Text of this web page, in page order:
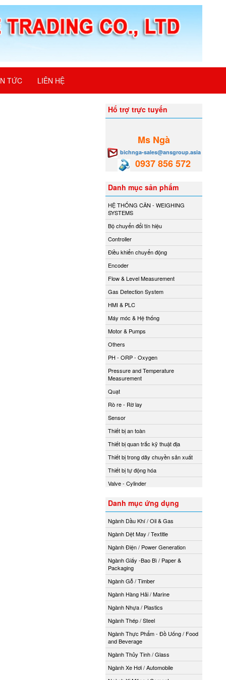
TỨC LIÊN HỆ
Hổ trợ trực tuyến
Ms Ngà
bichnga-sales@ansgroup.asia
0937 856 572
Danh mục sản phẩm
HỆ THỐNG CÂN - WEIGHING
SYSTEMS
Bộ chuyển đổi tín hiệu
Controller
Điều khiển chuyển động
Encoder
Flow & Level Measurement
Gas Detection System
HMI & PLC
Máy móc & Hệ thống
Motor & Pumps
Others
PH - ORP - Oxygen
Pressure and Temperature
Measurement
Quạt
Rò re - Rờ lay
Sensor
Thiết bị an toàn
Thiết bị quan trắc kỹ thuật địa
Thiết bị trong dây chuyền sản xuất
Thiết bị tự động hóa
Valve - Cylinder
Danh mục ứng dụng
Ngành Dầu Khí / Oil & Gas
Ngành Dệt May / Textitle
Ngành Điện / Power Generation
Ngành Giấy -Bao Bì / Paper &
Packaging
Ngành Gỗ / Timber
Ngành Hàng Hải / Marine
Ngành Nhựa / Plastics
Ngành Thép / Steel
Ngành Thực Phẩm - Đồ Uống / Food
and Beverage
Ngành Thủy Tinh / Glass
Ngành Xe Hơi / Automobile